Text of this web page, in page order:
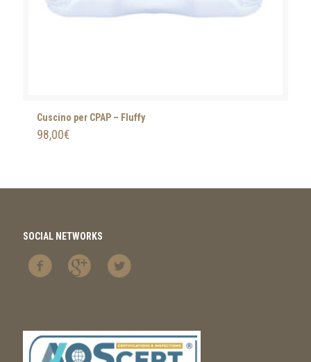
Cuscino per CPAP – Fluffy
98,00€
SOCIAL NETWORKS